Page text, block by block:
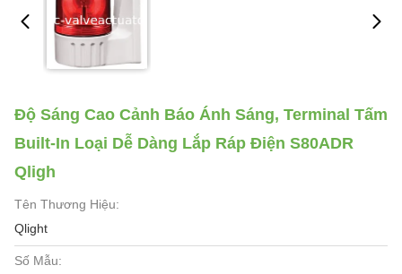
Độ Sáng Cao Cảnh Báo Ánh Sáng, Terminal Tấm
Built-In Loại Dễ Dàng Lắp Ráp Điện S80ADR
Qligh
Tên Thương Hiệu:
Qlight
Số Mẫu: